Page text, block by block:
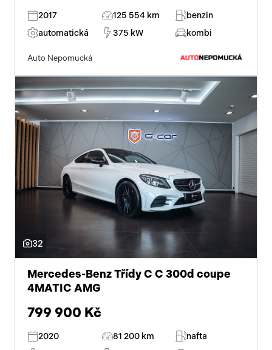
2017 125 554 km
benzin
automatická
375 kW kombi
Auto Nepomucká
32
Mercedes-Benz Třídy C C 300d coupe
4MATIC AMG
799 900 Kč
2020 81 200 km
nafta